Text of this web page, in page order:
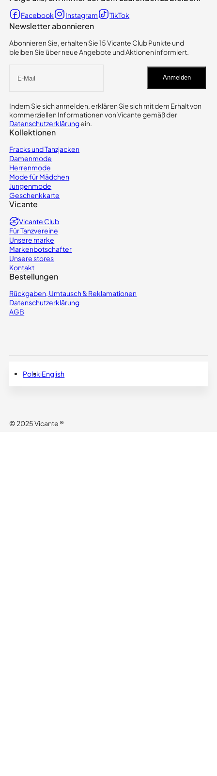
Facebook Instagram TikTok
Kollektionen
Fracks und Tanzjacken
Damenmode
Herrenmode
Mode für Mädchen
Jungenmode
Geschenkkarte
Vicante
Vicante Club
Für Tanzvereine
Unsere marke
Markenbotschafter
Unsere stores
Kontakt
Bestellungen
Rückgaben, Umtausch & Reklamationen
Datenschutzerklärung
AGB
Newsletter abonnieren
Abonnieren Sie, erhalten Sie 15 Vicante Club Punkte und
bleiben Sie über neue Angebote und Aktionen informiert.
Anmelden
Indem Sie sich anmelden, erklären Sie sich mit dem Erhalt von
kommerziellen Informationen von Vicante gemäß der
Datenschutzerklärungein.
PolskiEnglish
© 2025 Vicante ®